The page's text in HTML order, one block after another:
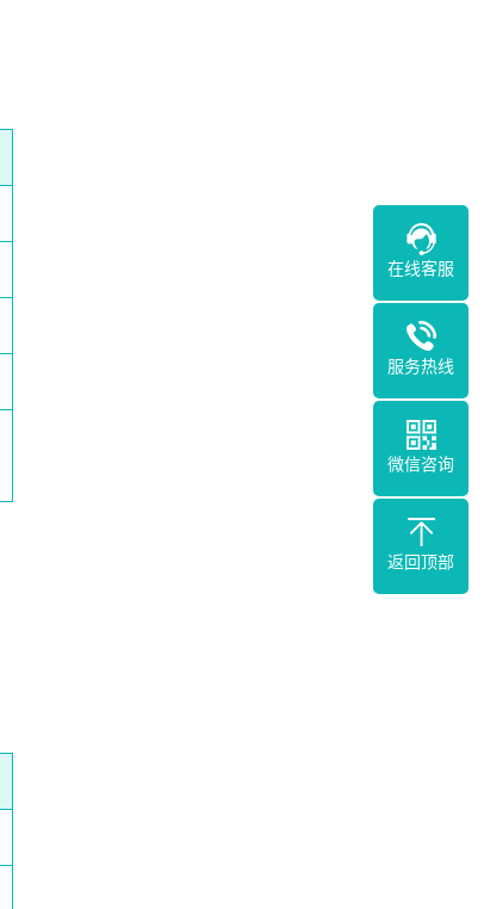
在线客服
服务热线
微信咨询
返回顶部